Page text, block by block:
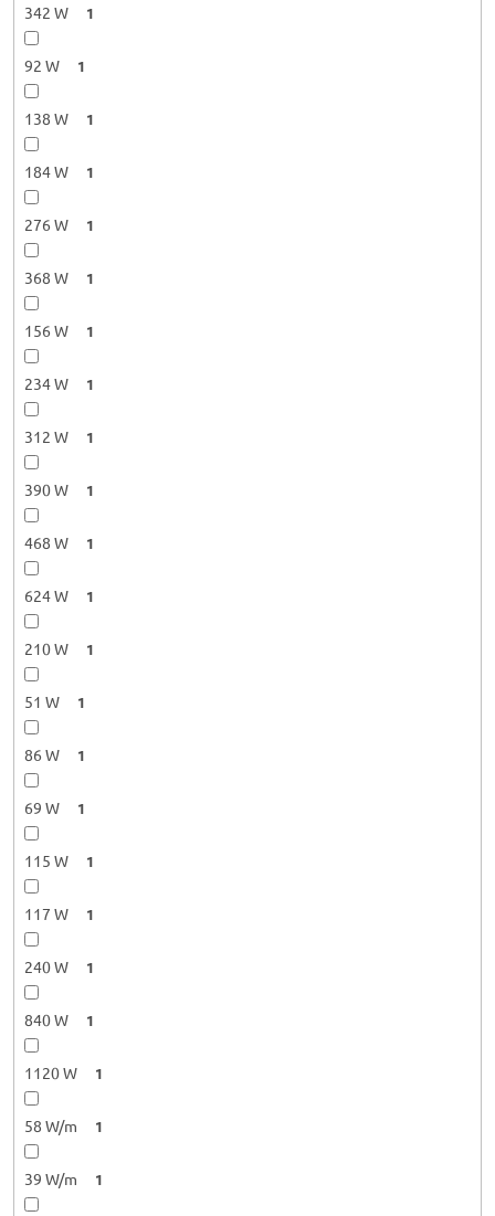
342 W 1
92 W 1
138 W 1
184 W 1
276 W 1
368 W 1
156 W 1
234 W 1
312 W 1
390 W 1
468 W 1
624 W 1
210 W 1
51 W 1
86 W 1
69 W 1
115 W 1
117 W 1
240 W 1
840 W 1
1120 W 1
58 W/m 1
39 W/m 1